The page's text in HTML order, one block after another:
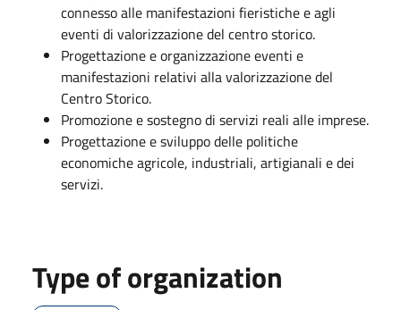
connesso alle manifestazioni fieristiche e agli
eventi di valorizzazione del centro storico.
Progettazione e organizzazione eventi e
manifestazioni relativi alla valorizzazione del
Centro Storico.
Promozione e sostegno di servizi reali alle imprese.
Progettazione e sviluppo delle politiche
economiche agricole, industriali, artigianali e dei
servizi.
Type of organization